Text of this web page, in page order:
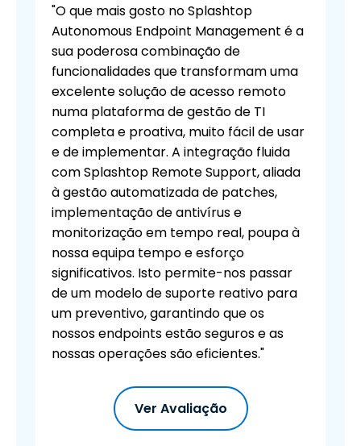
"O que mais gosto no Splashtop
Autonomous Endpoint Management é a
sua poderosa combinação de
funcionalidades que transformam uma
excelente solução de acesso remoto
numa plataforma de gestão de TI
completa e proativa, muito fácil de usar
e de implementar. A integração fluida
com Splashtop Remote Support, aliada
à gestão automatizada de patches,
implementação de antivírus e
monitorização em tempo real, poupa à
nossa equipa tempo e esforço
significativos. Isto permite-nos passar
de um modelo de suporte reativo para
um preventivo, garantindo que os
nossos endpoints estão seguros e as
nossas operações são eficientes."
Ver Avaliação